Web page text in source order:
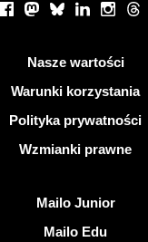
Facebook
Mastodon
BlueskyLinkedIn
Nasze wartości
Warunki korzystania
Polityka prywatności
Wzmianki prawne
Mailo Junior
Mailo Edu